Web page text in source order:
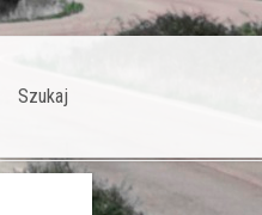
Szukaj